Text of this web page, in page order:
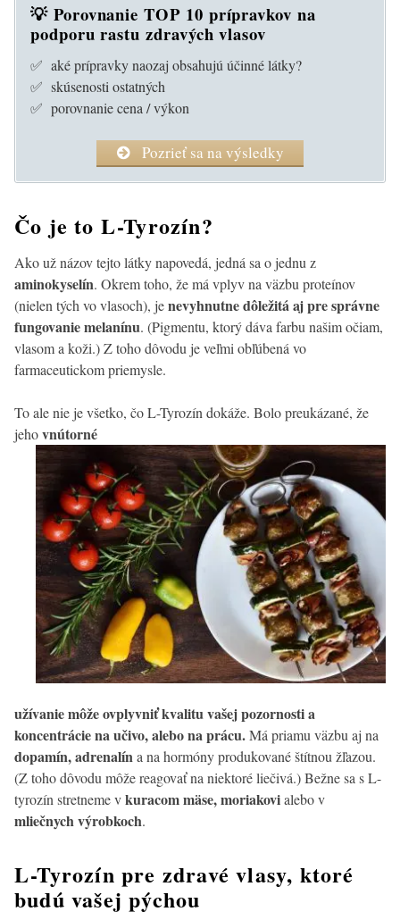
💡 Porovnanie TOP 10 prípravkov na
podporu rastu zdravých vlasov
✅ aké prípravky naozaj obsahujú účinné látky?
✅ skúsenosti ostatných
✅ porovnanie cena / výkon
Pozrieť sa na výsledky
Čo je to L-Tyrozín?
Ako už názov tejto látky napovedá, jedná sa o jednu z
aminokyselín. Okrem toho, že má vplyv na väzbu proteínov
(nielen tých vo vlasoch), jenevyhnutne dôležitá aj pre správne
fungovanie melanínu. (Pigmentu, ktorý dáva farbu našim očiam,
vlasom a koži.) Z toho dôvodu je veľmi obľúbená vo
farmaceutickom priemysle.
To ale nie je všetko, čo L-Tyrozín dokáže. Bolo preukázané, že
jehovnútorné
užívanie môže ovplyvniť kvalitu vašej pozornosti a
koncentrácie na učivo, alebo na prácu.Má priamu väzbu aj na
dopamín, adrenalín a na hormóny produkované štítnou žľazou.
(Z toho dôvodu môže reagovať na niektoré liečivá.) Bežne sa s L-
tyrozín stretneme vkuracom mäse, moriakovialebo v
mliečnych výrobkoch.
L-Tyrozín pre zdravé vlasy, ktoré
budú vašej pýchou